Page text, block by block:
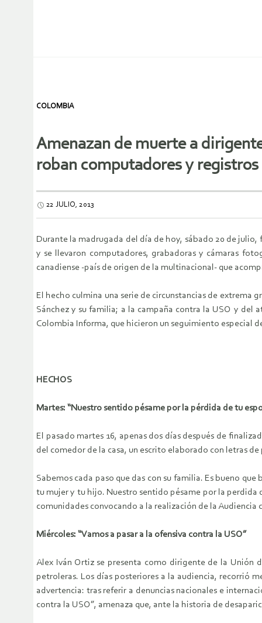
COLOMBIA
Amenazan de muerte a
roban computadores y
22 JULIO, 2013
Durante la madrugada del día de hoy, sábado 20 de
y se llevaron computadores, grabadoras y cámaras
canadiense -país de origen de la multinacional- que
El hecho culmina una serie de circunstancias de extrema
Sánchez y su familia; a la campaña contra la USO y del
Colombia Informa, que hicieron un seguimiento especial
HECHOS
Martes: “Nuestro sentido pésame por la pérdida de tu
El pasado martes 16, apenas dos días después de
del comedor de la casa, un escrito elaborado con letras
Sabemos cada paso que das con su familia. Es bueno
tu mujer y tu hijo. Nuestro sentido pésame por la perdida
comunidades convocando a la realización de la Audiencia
Miércoles: “Vamos a pasar a la ofensiva contra la USO”
Alex Iván Ortiz se presenta como dirigente de la Unión
petroleras. Los días posteriores a la audiencia, recorrió
advertencia: tras referir a denuncias nacionales e
contra la USO”, amenaza que, ante la historia de